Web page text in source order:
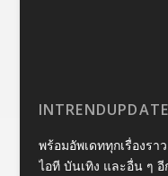
พร้อมอัพเดททุกเรื่องร
ไอที บันเทิง และอื่น ๆ อี